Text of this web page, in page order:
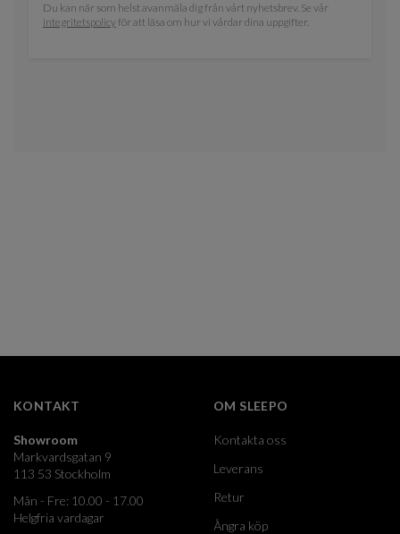
Du kan när som helst avanmäla dig från vårt nyhetsbrev. Se vår
integritetspolicyför att läsa om hur vi vårdar dina uppgifter.
KONTAKT
Showroom
Markvardsgatan 9
113 53 Stockholm
Mån - Fre: 10.00 - 17.00
Helgfria vardagar
OM SLEEPO
Kontakta oss
Leverans
Retur
Ångra köp